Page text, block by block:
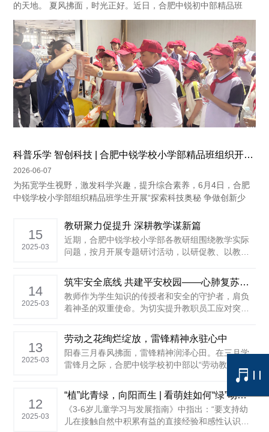
的天地。 夏风拂面，时光正好。近日，合肥中锐初中部精品班
学...
科普乐学 智创科技 | 合肥中锐学校小学部精品班组织开展科学探究实践活动
2026-06-07
为拓宽学生视野，激发科学兴趣，提升综合素养，6月4日，合肥
中锐学校小学部组织精品班学生开展“探索科技奥秘 争做创新少
15
2025-03
教研聚力促提升 深耕教学谋新篇
近期，合肥中锐学校小学部各教研组围绕教学实际
问题，按月开展专题研讨活动，以研促教、以教提
升，从课堂兴趣激发到课后作业优化，各教研组聚
焦细节、精准施策，展现了教师团队的育人初心与
专业智慧。 二月：夯实基础 激发兴趣 ......
14
2025-03
筑牢安全底线 共建平安校园——心肺复苏术（CPR）及AED急救培训
教师作为学生知识的传授者和安全的守护者，肩负
着神圣的双重使命。为切实提升教职员工应对突发
安全，3月14日上午，合肥中锐学校特邀迈瑞医疗讲
师一行，为全体班主任、体育老师、生活老师等开
展急救知识培训。 心脏骤停急救知识及AED使......
13
2025-03
劳动之花绚烂绽放，雷锋精神永驻心中
阳春三月春风拂面，雷锋精神润泽心田。在三月学
雷锋月之际，合肥中锐学校初中部以“劳动教育+主
题学习”为主线，组织了一场别开生面的学雷锋实践
活动。学生们用扫帚、拖把和抹布书写青春担当，
用行动诠释“奉献、友爱、互助、进步”的雷锋精神。
......
12
2025-03
“植”此青绿，向阳而生 | 看萌娃如何“绿”动春天！
《3-6岁儿童学习与发展指南》中指出：“要支持幼
儿在接触自然中积累有益的直接经验和感性认识。